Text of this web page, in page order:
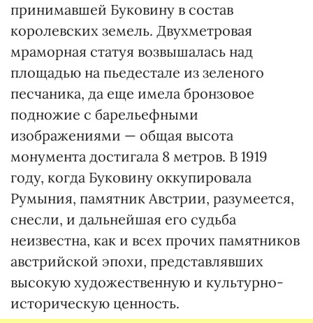
принимавшей Буковину в состав
королевских земель. Двухметровая
мраморная статуя возвышалась над
площадью на пьедестале из зеленого
песчаника, да еще имела бронзовое
подножие с барельефными
изображениями — общая высота
монумента достигала 8 метров. В 1919
году, когда Буковину оккупировала
Румыния, памятник Австрии, разумеется,
снесли, и дальнейшая его судьба
неизвестна, как и всех прочих памятников
австрийской эпохи, представлявших
высокую художественную и культурно-
историческую ценность.